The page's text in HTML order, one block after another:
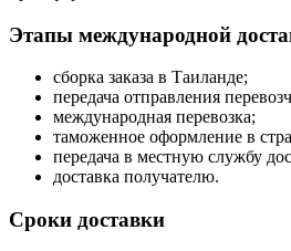
Этапы международной
сборка заказа в Таиланде;
передача отправления
международная перевозка;
таможенное оформление в
передача в местную службу
доставка получателю.
Сроки доставки